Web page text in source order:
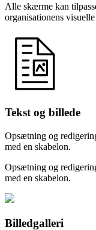
Alle skærme kan
organisationens
Tekst og billede
Opsætning og
med en skabelon.
Opsætning og
med en skabelon.
Billedgalleri